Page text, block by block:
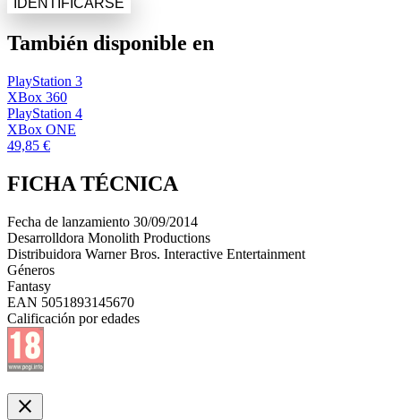
IDENTIFICARSE
También disponible en
PlayStation 3
XBox 360
PlayStation 4
XBox ONE
49,85 €
FICHA TÉCNICA
Fecha de lanzamiento 30/09/2014
Desarrolldora Monolith Productions
Distribuidora Warner Bros. Interactive Entertainment
Géneros
Fantasy
EAN 5051893145670
Calificación por edades
close